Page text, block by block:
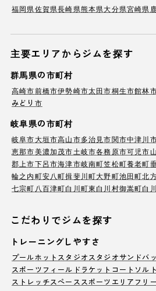
福岡県佐賀県長崎県熊本県大分県宮崎県
主要エリアからジムを探す
群馬県の市町村
高崎市前橋市伊勢崎市太田市桐生市館林
みどり市
岐阜県の市町村
岐阜市大垣市高山市多治見市関市中津川
恵那市美濃加茂市土岐市各務原市可児市
郡上市下呂市海津市岐南町笠松町養老町
輪之内町安八町揖斐川町大野町池田町北
七宗町 八百津町白川町東白川村御嵩町白
こだわりでジムを探す
トレーニングしやすさ
プールホットスタジオ スタジオサンドバ
スポーツフィールド ラケットコート ソル
ストレッチスペース スポーツエリア フリ